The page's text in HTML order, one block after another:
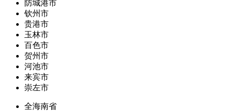
防城港市
钦州市
贵港市
玉林市
百色市
贺州市
河池市
来宾市
崇左市
全海南省